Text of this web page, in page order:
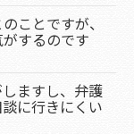
ことですが、
するのです
ますし、弁護
に行きにくい